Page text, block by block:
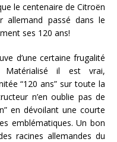
le centenaire de Citroën
allemand passé dans le
ses 120 ans!
d’une certaine frugalité
Matérialisé il est vrai,
“120 ans” sur toute la
n’en oublie pas de
en dévoilant une courte
emblématiques. Un bon
racines allemandes du